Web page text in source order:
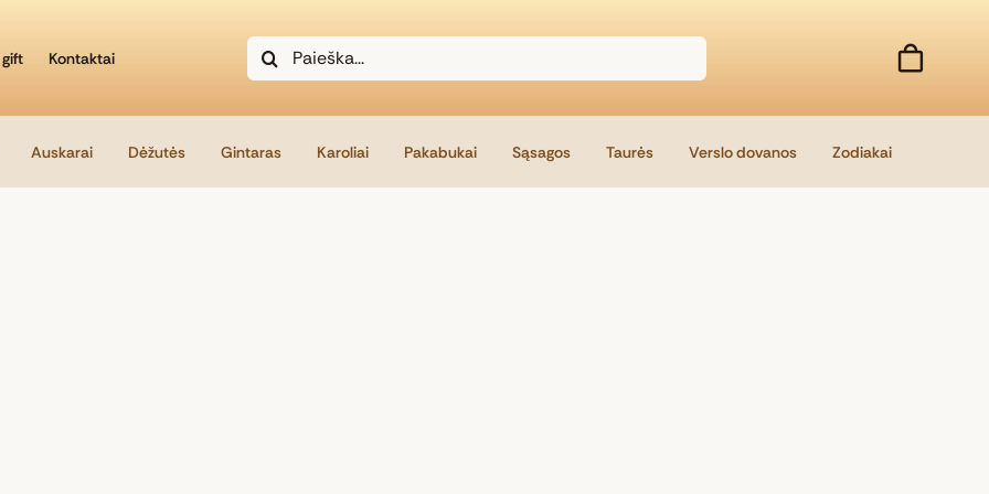
Kontaktai
Search
for:
Auskarai Dėžutės Gintaras Karoliai Pakabukai Sąsagos Taurės Verslo dovanos Zodiakai